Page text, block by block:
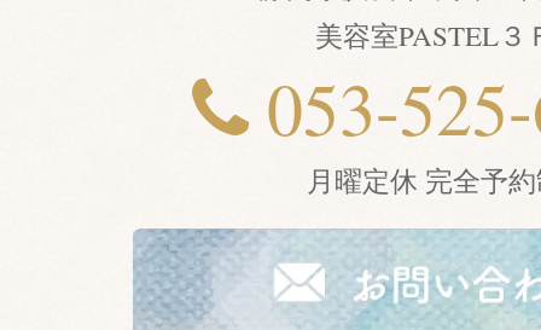
美容室PASTEL３
053-
月曜定休 完全予